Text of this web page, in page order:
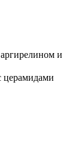
и
церамидами